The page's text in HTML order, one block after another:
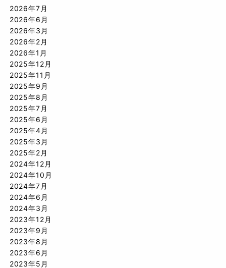
2026年7月
2026年6月
2026年3月
2026年2月
2026年1月
2025年12月
2025年11月
2025年9月
2025年8月
2025年7月
2025年6月
2025年4月
2025年3月
2025年2月
2024年12月
2024年10月
2024年7月
2024年6月
2024年3月
2023年12月
2023年9月
2023年8月
2023年6月
2023年5月